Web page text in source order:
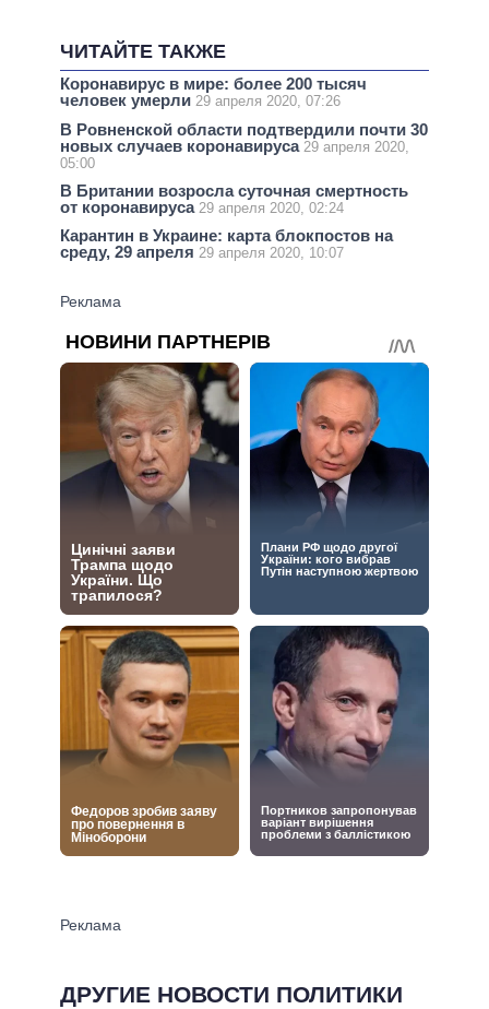
ЧИТАЙТЕ ТАКЖЕ
Коронавирус в мире: более 200 тысяч
человек умерли 29 апреля 2020, 07:26
В Ровненской области подтвердили почти 30
новых случаев коронавируса 29 апреля 2020,
05:00
В Британии возросла суточная смертность
от коронавируса 29 апреля 2020, 02:24
Карантин в Украине: карта блокпостов на
среду, 29 апреля 29 апреля 2020, 10:07
ДРУГИЕ НОВОСТИ ПОЛИТИКИ